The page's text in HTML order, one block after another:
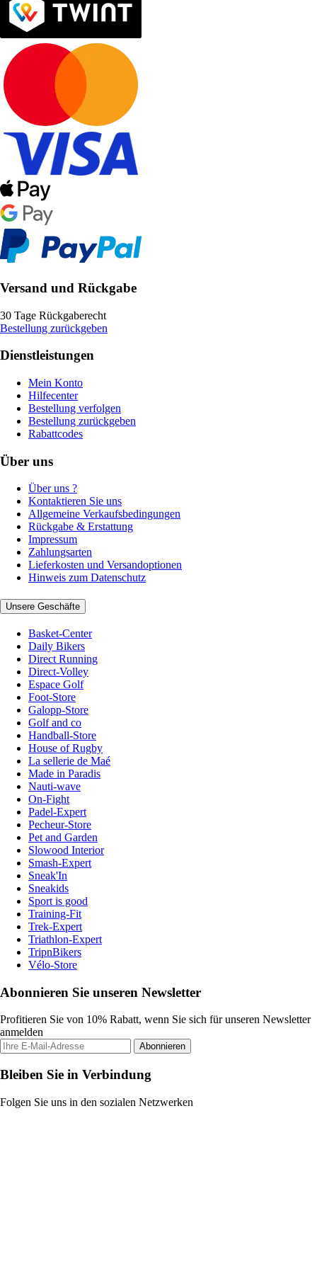
Versand und Rückgabe
30 Tage Rückgaberecht
Bestellung zurückgeben
Dienstleistungen
Mein Konto
Hilfecenter
Bestellung verfolgen
Bestellung zurückgeben
Rabattcodes
Über uns
Über uns ?
Kontaktieren Sie uns
Allgemeine Verkaufsbedingungen
Rückgabe & Erstattung
Impressum
Zahlungsarten
Lieferkosten und Versandoptionen
Hinweis zum Datenschutz
Unsere Geschäfte
Basket-Center
Daily Bikers
Direct Running
Direct-Volley
Espace Golf
Foot-Store
Galopp-Store
Golf and co
Handball-Store
House of Rugby
La sellerie de Maé
Made in Paradis
Nauti-wave
On-Fight
Padel-Expert
Pecheur-Store
Pet and Garden
Slowood Interior
Smash-Expert
Sneak'In
Sneakids
Sport is good
Training-Fit
Trek-Expert
Triathlon-Expert
TripnBikers
Vélo-Store
Abonnieren Sie unseren Newsletter
Profitieren Sie von 10% Rabatt, wenn Sie sich für unseren Newsletter
anmelden
Abonnieren
Bleiben Sie in Verbindung
Folgen Sie uns in den sozialen Netzwerken